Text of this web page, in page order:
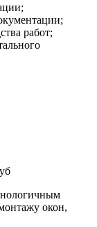
работ;
окон,